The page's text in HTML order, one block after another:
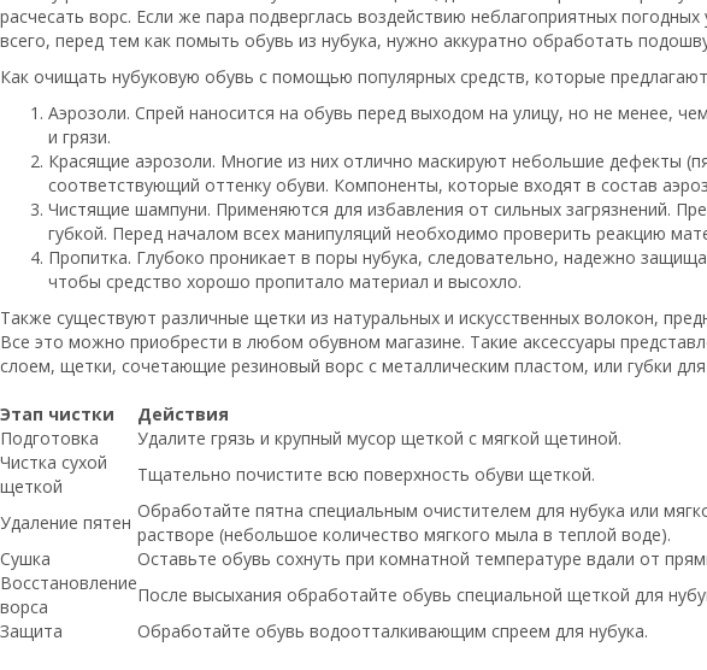
расчесать ворс. Если же пара подверглась воздействию неблагоприятных
всего, перед тем как помыть обувь из нубука, нужно аккуратно обработать
Как очищать нубуковую обувь с помощью популярных средств, которые
Аэрозоли. Спрей наносится на обувь перед выходом на улицу, но не менее,
и грязи.
Красящие аэрозоли. Многие из них отлично маскируют небольшие дефекты
соответствующий оттенку обуви. Компоненты, которые входят в состав
Чистящие шампуни. Применяются для избавления от сильных загрязнений.
губкой. Перед началом всех манипуляций необходимо проверить реакцию
Пропитка. Глубоко проникает в поры нубука, следовательно, надежно
чтобы средство хорошо пропитало материал и высохло.
Также существуют различные щетки из натуральных и искусственных волокон,
Все это можно приобрести в любом обувном магазине. Такие аксессуары
слоем, щетки, сочетающие резиновый ворс с металлическим пластом, или губки
Этап чистки Действия
Подготовка
Удалите грязь и крупный мусор щеткой с мягкой щетиной.
Чистка сухой
щеткой
Тщательно почистите всю поверхность обуви щеткой.
Удаление пятен
Обработайте пятна специальным очистителем для нубука или
растворе (небольшое количество мягкого мыла в теплой воде).
Сушка
Оставьте обувь сохнуть при комнатной температуре вдали от
Восстановление
ворса
После высыхания обработайте обувь специальной щеткой для
Защита
Обработайте обувь водоотталкивающим спреем для нубука.